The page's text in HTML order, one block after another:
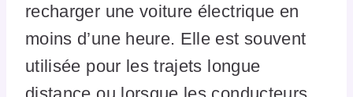
recharger une voiture électrique en
moins d’une heure. Elle est souvent
utilisée pour les trajets longue